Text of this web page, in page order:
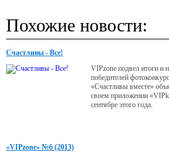
Похожие новости:
Счастливы - Все!
VIPzone подвел итоги и
победителей
«Счастливы вместе»
своем приложении
сентябре этого года.
«VIPzone» №6 (2013)